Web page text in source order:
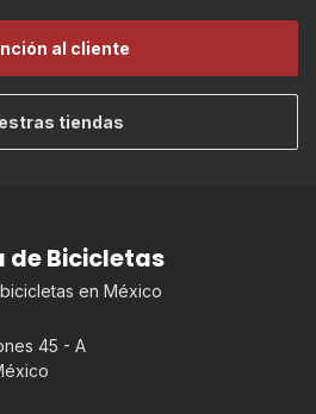
al cliente
tiendas
de Bicicletas
en México
45 - A